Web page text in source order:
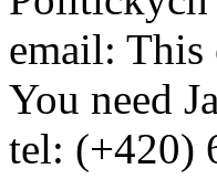
email: This
You need
tel: (+420)